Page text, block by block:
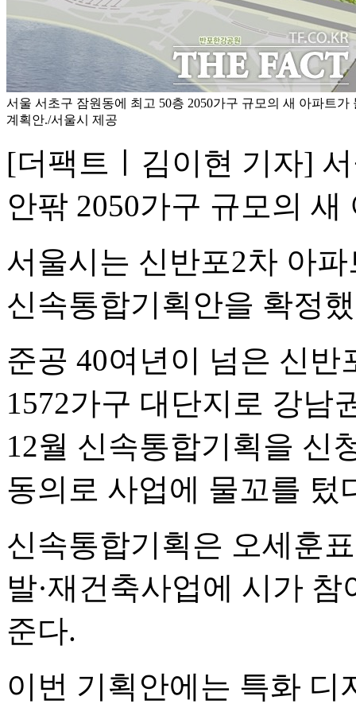
서울 서초구 잠원동에 최고 50층 2050가구 규모의 새 아파트
계획안./서울시 제공
[더팩트ㅣ김이현 기자]
안팎 2050가구 규모의
서울시는 신반포2차 아
신속통합기획안을 확정
준공 40여년이 넘은 신반
1572가구 대단지로 강남
12월 신속통합기획을 신
동의로 사업에 물꼬를 텄
신속통합기획은 오세훈
발·재건축사업에 시가
준다.
이번 기획안에는 특화 디